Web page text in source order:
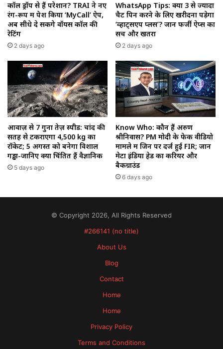
कॉल ड्रॉप से हैं परेशान? TRAI ने नए
रंग-रूप में पेश किया ‘MyCall’ ऐप,
अब सीधे दे सकेंगे वॉयस कॉल की
रेटिंग
2 days ago
WhatsApp Tips: क्या 3 से ज्यादा
चैट पिन करने के लिए खरीदना पड़ेगा
‘व्हाट्सएप प्लस’? जानें फर्जी ऐप्स का
सच और खतरा
2 days ago
आवाज़ से 7 गुना तेज़ स्पीड: चांद की
सतह से टकराएगा 4,500 kg का
रॉकेट; 5 अगस्त को बनेगा विशाल
गड्ढा-जानिए क्यों चिंतित हैं वैज्ञानिक
5 days ago
Know Who: कौन हैं अरुण
श्रीनिवास? PM मोदी के फेक वीडियो
मामले में जिन पर दर्ज हुई FIR; जानें
मेटा इंडिया हेड का करियर और
बैकग्राउंड
6 days ago
© Copyright 2026, All Rights Reserved
#266141 (no title)
About Us
Blog
Contact
Home
Home
Privacy Policy
Terms and Conditions